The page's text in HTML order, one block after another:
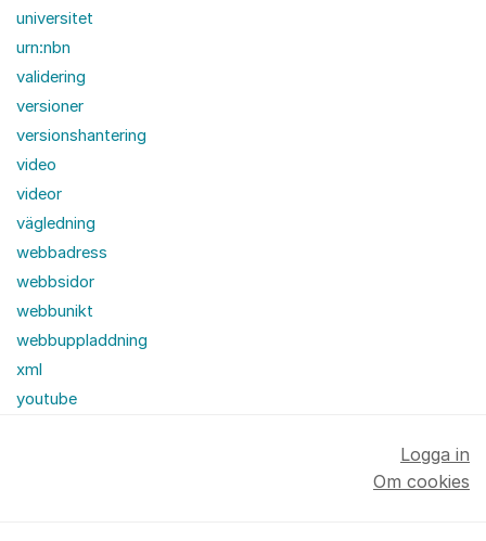
universitet
urn:nbn
validering
versioner
versionshantering
video
videor
vägledning
webbadress
webbsidor
webbunikt
webbuppladdning
xml
youtube
Logga in
Om cookies